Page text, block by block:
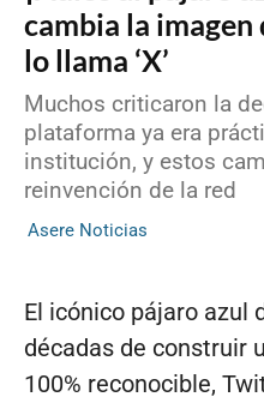
cambia la
lo llama ‘X’
Muchos criticaron la
plataforma ya era
institución, y estos
reinvención de la red
Asere Noticias
El icónico pájaro azul
décadas de construir
100% reconocible,